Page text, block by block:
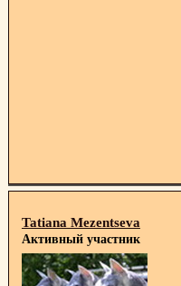
Tatiana Mezentseva
Активный участник